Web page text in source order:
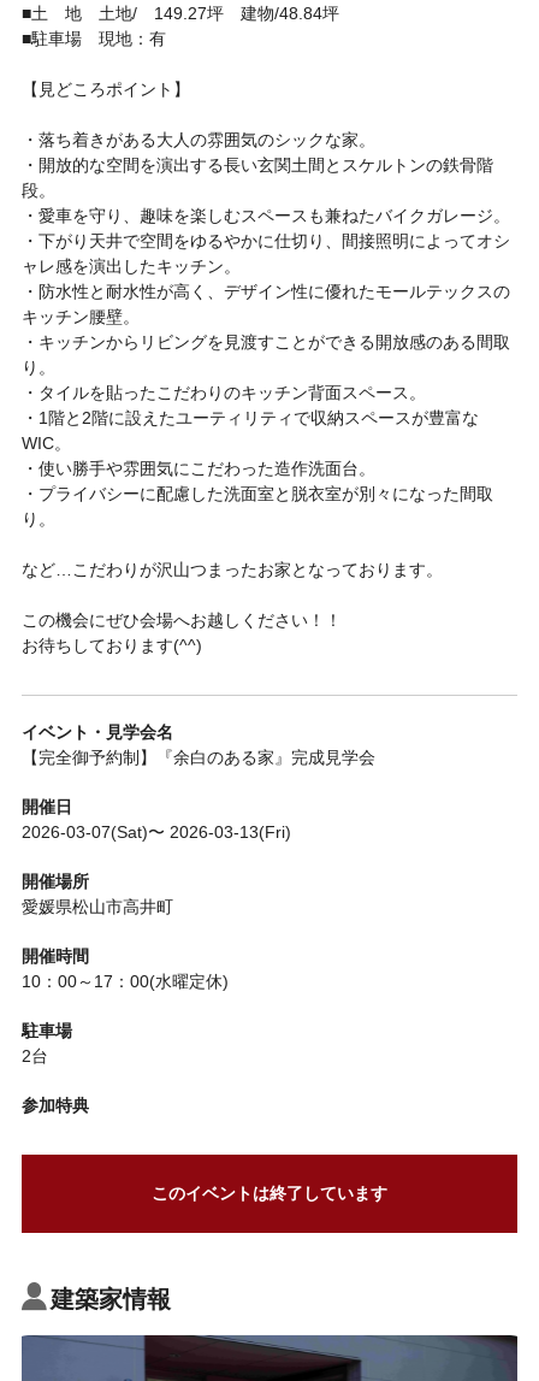
■土 地 土地/ 149.27坪 建物/48.84坪
■駐車場 現地：有
【見どころポイント】
・落ち着きがある大人の雰囲気のシックな家。
・開放的な空間を演出する長い玄関土間とスケルトンの鉄骨階
段。
・愛車を守り、趣味を楽しむスペースも兼ねたバイクガレージ。
・下がり天井で空間をゆるやかに仕切り、間接照明によってオシ
ャレ感を演出したキッチン。
・防水性と耐水性が高く、デザイン性に優れたモールテックスの
キッチン腰壁。
・キッチンからリビングを見渡すことができる開放感のある間取
り。
・タイルを貼ったこだわりのキッチン背面スペース。
・1階と2階に設えたユーティリティで収納スペースが豊富な
WIC。
・使い勝手や雰囲気にこだわった造作洗面台。
・プライバシーに配慮した洗面室と脱衣室が別々になった間取
り。
など…こだわりが沢山つまったお家となっております。
この機会にぜひ会場へお越しください！！
お待ちしております(^^)
イベント・見学会名
【完全御予約制】『余白のある家』完成見学会
開催日
2026-03-07(Sat)〜 2026-03-13(Fri)
開催場所
愛媛県松山市高井町
開催時間
10：00～17：00(水曜定休)
駐車場
2台
参加特典
このイベントは終了しています
建築家情報